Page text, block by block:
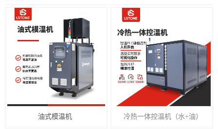
油式模温机 冷热一体控温机（水+油）